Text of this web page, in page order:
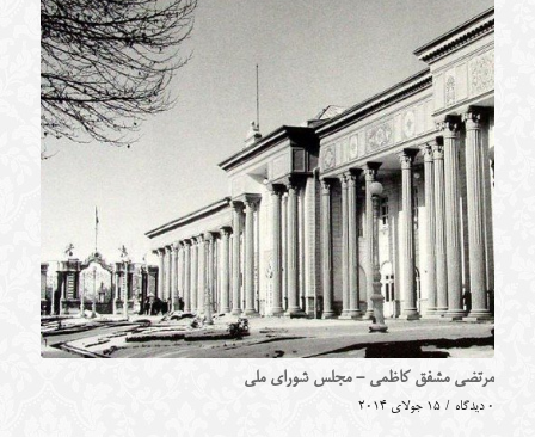
مرتضی مشفق کاظمی - مجلس شورای ملی
0 دیدگاه / 15 جولای 2014